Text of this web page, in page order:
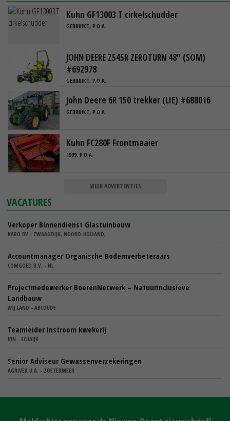
Kuhn GF13003 T cirkelschudder
GEBRUIKT, P.O.A.
JOHN DEERE Z545R ZEROTURN 48" (SOM)
#692978
GEBRUIKT, P.O.A.
John Deere 6R 150 trekker (LIE) #688016
GEBRUIKT, P.O.A.
Kuhn FC280F Frontmaaier
1999, P.O.A.
MEER ADVERTENTIES
VACATURES
Verkoper Binnendienst Glastuinbouw
KARO BV - ZWAAGDIJK, NOORD-HOLLAND,
Accountmanager Organische Bodemverbeteraars
COMGOED B.V. - NL
Projectmedewerker BoerenNetwerk – Natuurinclusieve
Landbouw
WIJ.LAND - ABCOUDE
Teamleider instroom kwekerij
IBN - SCHAIJK
Senior Adviseur Gewassenverzekeringen
AGRIVER U.A. - ZOETERMEER